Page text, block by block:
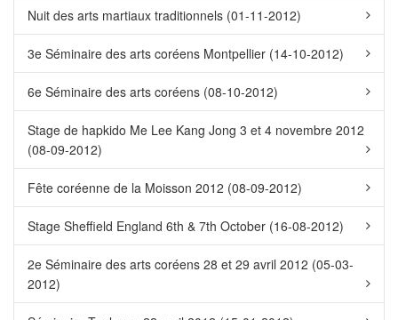
Nuit des arts martiaux traditionnels (01-11-2012)
3e Séminaire des arts coréens Montpellier (14-10-2012)
6e Séminaire des arts coréens (08-10-2012)
Stage de hapkido Me Lee Kang Jong 3 et 4 novembre 2012
(08-09-2012)
Fête coréenne de la Moisson 2012 (08-09-2012)
Stage Sheffield England 6th & 7th October (16-08-2012)
2e Séminaire des arts coréens 28 et 29 avril 2012 (05-03-
2012)